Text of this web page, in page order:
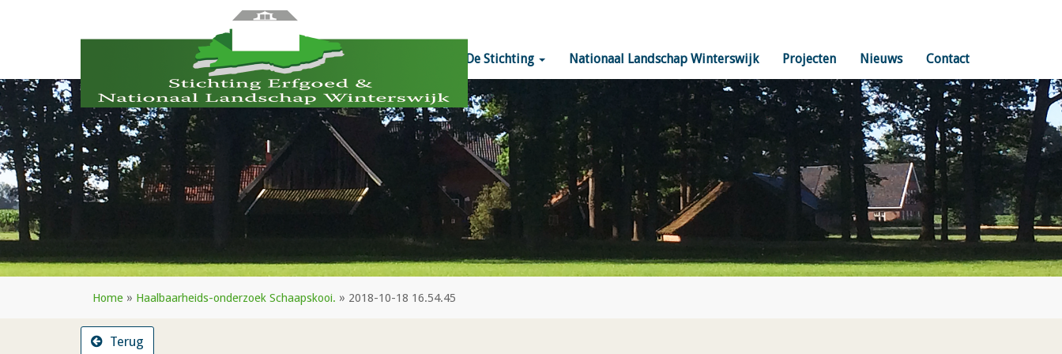
De Stichting Nationaal Landschap Winterswijk Projecten Nieuws Contact
Home » Haalbaarheids-onderzoek Schaapskooi. » 2018-10-18 16.54.45
Terug